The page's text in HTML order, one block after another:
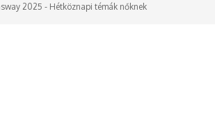
2025 - Hétköznapi témák nőknek